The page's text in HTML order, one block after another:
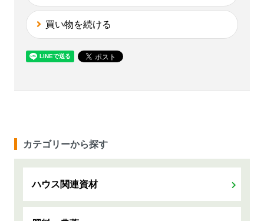
買い物を続ける
カテゴリーから探す
ハウス関連資材